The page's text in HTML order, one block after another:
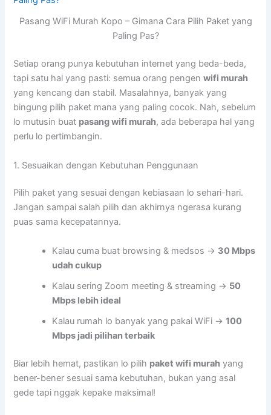
Pasang WiFi Murah Kopo – Gimana Cara Pilih Paket yang
Paling Pas?
Setiap orang punya kebutuhan internet yang beda-beda,
tapi satu hal yang pasti: semua orang pengenwifi murah
yang kencang dan stabil. Masalahnya, banyak yang
bingung pilih paket mana yang paling cocok. Nah, sebelum
lo mutusin buat pasang wifi murah, ada beberapa hal yang
perlu lo pertimbangin.
1. Sesuaikan dengan Kebutuhan Penggunaan
Pilih paket yang sesuai dengan kebiasaan lo sehari-hari.
Jangan sampai salah pilih dan akhirnya ngerasa kurang
puas sama kecepatannya.
Kalau cuma buat browsing & medsos → 30 Mbps
udah cukup
Kalau sering Zoom meeting & streaming → 50
Mbps lebih ideal
Kalau rumah lo banyak yang pakai WiFi →100
Mbps jadi pilihan terbaik
Biar lebih hemat, pastikan lo pilih paket wifi murah yang
bener-bener sesuai sama kebutuhan, bukan yang asal
gede tapi nggak kepake maksimal!